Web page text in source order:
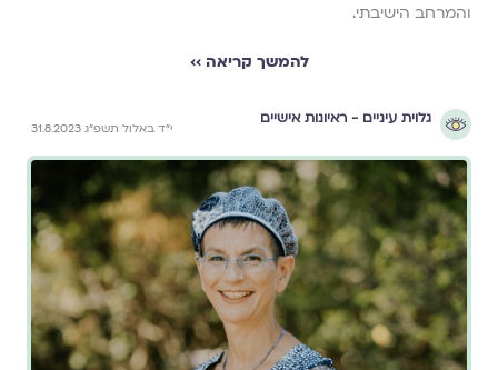
והמרחב הישיבתי.
להמשך קריאה ››
גלוית עיניים - ראיונות אישיים
י״ד באלול תשפ״ג 31.8.2023